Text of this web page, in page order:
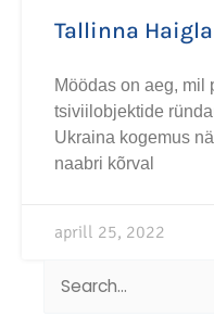
Tallinna
Möödas on aeg, mil
tsiviilobjektide
Ukraina kogemus
naabri kõrval
aprill 25, 2022
Search